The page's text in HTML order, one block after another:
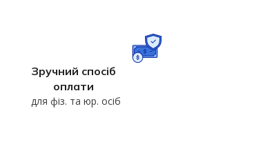
Зручний спосіб
оплати
для фіз. та юр. осіб